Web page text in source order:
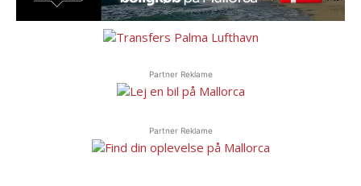
Partner Reklame
Partner Reklame